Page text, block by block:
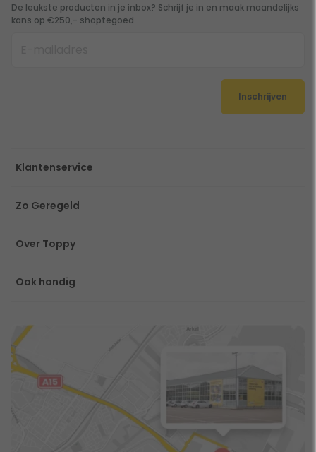
De leukste producten in je inbox? Schrijf je in en maak maandelijks
kans op €250,- shoptegoed.
Inschrijven
Klantenservice
Zo Geregeld
Over Toppy
Ook handig